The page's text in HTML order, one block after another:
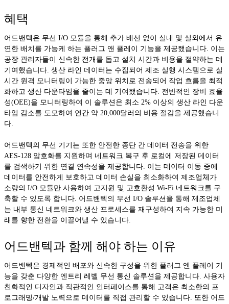
혜택
어드밴텍은 무선 I/O 모듈을 통해 추가 배선 없이 실내 및 실외에서 유
연한 배치를 가능케 하는 플러그 앤 플레이 기능을 제공했습니다. 이는
공장 관리자들이 신속한 전개를 돕고 설치 시간과 비용을 절약하는 데
기여했습니다. 생산 라인 데이터는 수집되어 제조 실행 시스템으로 실
시간 원격 모니터링이 가능한 중앙 위치로 전송되어 작업 흐름을 최적
화하고 생산 다운타임을 줄이는 데 기여했습니다. 전반적인 장비 효율
성(OEE)을 모니터링하여 이 솔루션은 최소 2% 이상의 생산 라인 다운
타임 감소를 도모하여 연간 약 20,000달러의 비용 절감을 제공했습니
다.
어드밴텍의 무선 기기는 또한 안전한 종단 간 데이터 전송을 위한
AES-128 암호화를 지원하며 네트워크 복구 후 로컬에 저장된 데이터
를 검색하기 위한 연결 연속성을 제공합니다. 이는 데이터 이동 중에
데이터를 안전하게 보호하고 데이터 손실을 최소화하여 제조업체가
소량의 I/O 모듈만 사용하여 고지원 및 고호환성 Wi-Fi 네트워크를 구
축할 수 있도록 합니다. 어드밴텍의 무선 I/O 솔루션을 통해 제조업체
는 내부 통신 네트워크와 생산 프로세스를 재구성하여 지속 가능한 미
래를 향한 전환을 이끌어낼 수 있습니다.
어드밴텍과 함께 해야 하는 이유
어드밴텍은 경제적인 배포와 신속한 구성을 위한 플러그 앤 플레이 기
능을 갖춘 다양한 엔트리 레벨 무선 통신 솔루션을 제공합니다. 사용자
친화적인 디자인과 직관적인 인터페이스를 통해 고객은 최소한의 프
로그래밍/개발 노력으로 데이터를 직접 관리할 수 있습니다. 또한 어드